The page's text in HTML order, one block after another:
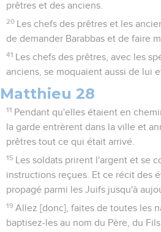
prêtres et des anciens.
20
Les chefs des prêtres et les
de demander Barabbas et de faire
41
Les chefs des prêtres, avec les
anciens, se moquaient aussi de lui
Matthieu 28
11 Pendant qu'elles étaient en
la garde entrèrent dans la ville et
prêtres tout ce qui était arrivé.
15
Les soldats prirent l'argent et se
instructions reçues. Et ce récit des
propagé parmi les Juifs jusqu'à
19 Allez [donc], faites de toutes les
baptisez-les au nom du Père, du